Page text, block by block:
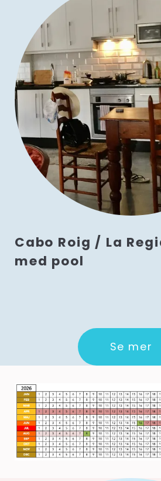
Cabo Roig / La
med pool
Se mer